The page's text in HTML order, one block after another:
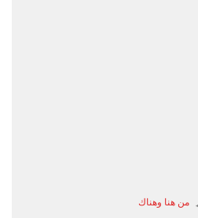
من هنا وهناك